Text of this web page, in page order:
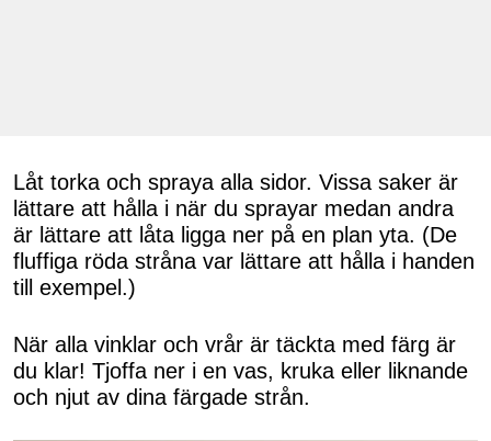
Låt torka och spraya alla sidor. Vissa saker är
lättare att hålla i när du sprayar medan andra
är lättare att låta ligga ner på en plan yta. (De
fluffiga röda stråna var lättare att hålla i handen
till exempel.)
När alla vinklar och vrår är täckta med färg är
du klar! Tjoffa ner i en vas, kruka eller liknande
och njut av dina färgade strån.